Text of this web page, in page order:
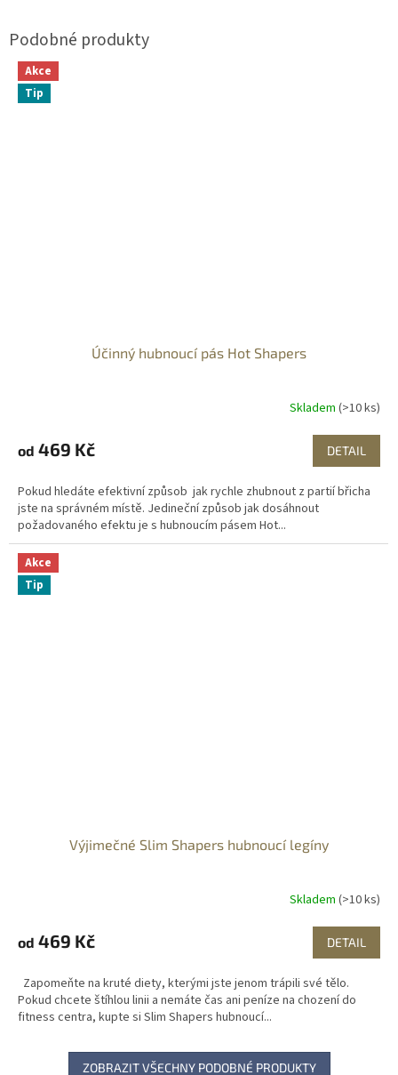
Akce
Tip
Účinný hubnoucí pás Hot Shapers
Skladem (>10 ks)
od 469 Kč DETAIL
Pokud hledáte efektivní způsob jak rychle zhubnout z partií břicha
jste na správném místě. Jedineční způsob jak dosáhnout
požadovaného efektu je s hubnoucím pásem Hot...
Akce
Tip
Výjimečné Slim Shapers hubnoucí legíny
Skladem (>10 ks)
od 469 Kč DETAIL
Zapomeňte na kruté diety, kterými jste jenom trápili své tělo.
Pokud chcete štíhlou linii a nemáte čas ani peníze na chození do
fitness centra, kupte si Slim Shapers hubnoucí...
ZOBRAZIT VŠECHNY PODOBNÉ PRODUKTY